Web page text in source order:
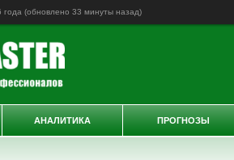
года (обновлено 33 минуты назад)
АНАЛИТИКА ПРОГНОЗЫ